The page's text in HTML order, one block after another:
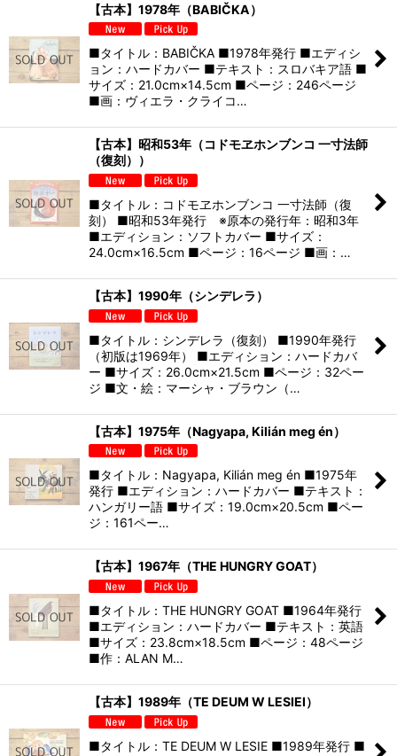
【古本】1978年（BABIČKA）
■タイトル：BABIČKA ■1978年発行 ■エディシ
ョン：ハードカバー ■テキスト：スロバキア語 ■
サイズ：21.0cm×14.5cm ■ページ：246ページ
■画：ヴィエラ・クライコ…
【古本】昭和53年（コドモヱホンブンコ 一寸法師
（復刻））
■タイトル：コドモヱホンブンコ 一寸法師（復
刻） ■昭和53年発行 ※原本の発行年：昭和3年
■エディション：ソフトカバー ■サイズ：
24.0cm×16.5cm ■ページ：16ページ ■画：…
【古本】1990年（シンデレラ）
■タイトル：シンデレラ（復刻） ■1990年発行
（初版は1969年） ■エディション：ハードカバ
ー ■サイズ：26.0cm×21.5cm ■ページ：32ペー
ジ ■文・絵：マーシャ・ブラウン（…
【古本】1975年（Nagyapa, Kilián meg én）
■タイトル：Nagyapa, Kilián meg én ■1975年
発行 ■エディション：ハードカバー ■テキスト：
ハンガリー語 ■サイズ：19.0cm×20.5cm ■ペー
ジ：161ペー…
【古本】1967年（THE HUNGRY GOAT）
■タイトル：THE HUNGRY GOAT ■1964年発行
■エディション：ハードカバー ■テキスト：英語
■サイズ：23.8cm×18.5cm ■ページ：48ページ
■作：ALAN M…
【古本】1989年（TE DEUM W LESIEI）
■タイトル：TE DEUM W LESIE ■1989年発行 ■